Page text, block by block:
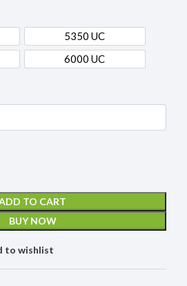
5350 UC
5350 UC
6000 UC
6000 UC
TO CART
BUY NOW
to wishlist